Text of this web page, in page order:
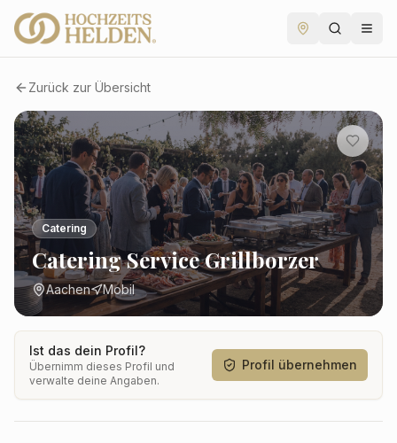
Zurück zur Übersicht
Catering
Catering Service Grillborzer
Aachen Mobil
Ist das dein Profil?
Übernimm dieses Profil und
verwalte deine Angaben.
Profil übernehmen